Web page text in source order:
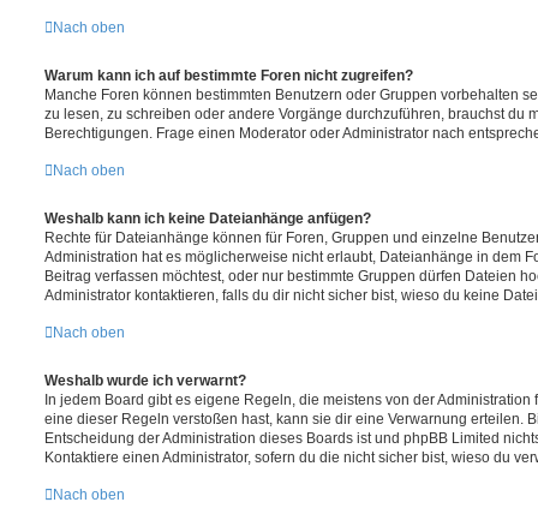
Nach oben
Warum kann ich auf bestimmte Foren nicht zugreifen?
Manche Foren können bestimmten Benutzern oder Gruppen vorbehalten
zu lesen, zu schreiben oder andere Vorgänge durchzuführen, brauchst du
Berechtigungen. Frage einen Moderator oder Administrator nach
Nach oben
Weshalb kann ich keine Dateianhänge anfügen?
Rechte für Dateianhänge können für Foren, Gruppen und einzelne
Administration hat es möglicherweise nicht erlaubt, Dateianhänge in dem
Beitrag verfassen möchtest, oder nur bestimmte Gruppen dürfen Dateien
Administrator kontaktieren, falls du dir nicht sicher bist, wieso du keine
Nach oben
Weshalb wurde ich verwarnt?
In jedem Board gibt es eigene Regeln, die meistens von der
eine dieser Regeln verstoßen hast, kann sie dir eine Verwarnung erteilen.
Entscheidung der Administration dieses Boards ist und phpBB Limited
Kontaktiere einen Administrator, sofern du die nicht sicher bist, wieso du
Nach oben